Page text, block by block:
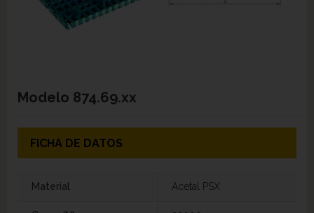
Modelo 874.69.xx
FICHA DE DATOS
Material Acetal PSX